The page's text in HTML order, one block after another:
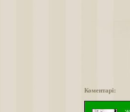
Коментарі: